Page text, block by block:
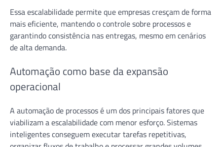
Essa escalabilidade permite que empresas cresçam de forma
mais eficiente, mantendo o controle sobre processos e
garantindo consistência nas entregas, mesmo em cenários
de alta demanda.
Automação como base da expansão
operacional
A automação de processos é um dos principais fatores que
viabilizam a escalabilidade com menor esforço. Sistemas
inteligentes conseguem executar tarefas repetitivas,